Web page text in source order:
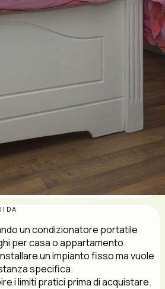
un condizionatore portatile
per casa o appartamento.
un impianto fisso ma vuole
specifica.
i limiti pratici prima di acquistare.